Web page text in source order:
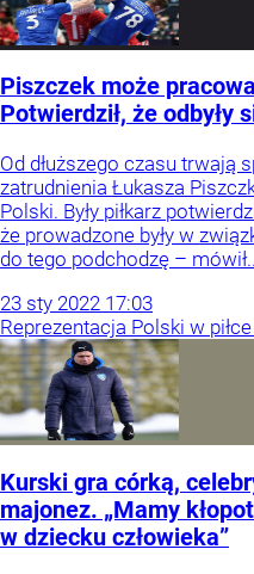
Piszczek może
Potwierdził, że odbyły
Od dłuższego czasu trwają
zatrudnienia Łukasza
Polski. Były piłkarz
że prowadzone były w
do tego podchodzę –
23 sty 2022 17:03
Reprezentacja Polski w
Kurski gra córką,
majonez. „Mamy
w dziecku człowieka”